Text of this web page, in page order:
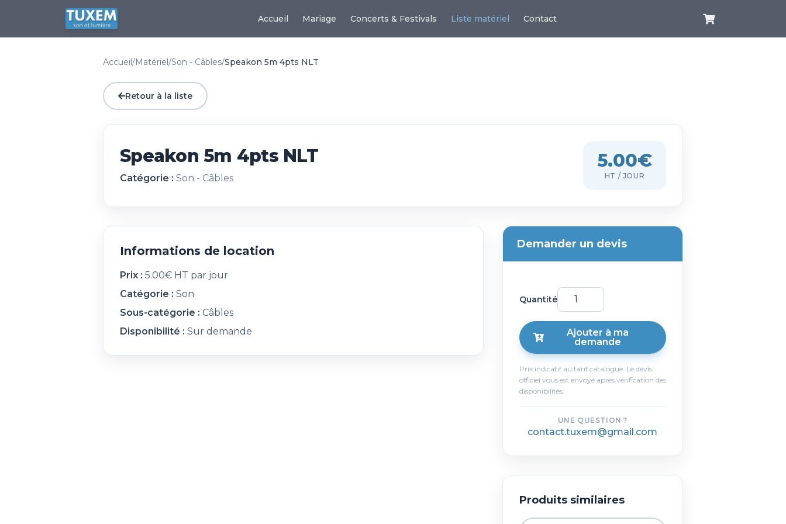
Accueil Mariage Concerts & Festivals Liste matériel Contact
Accueil/Matériel/Son - Câbles/Speakon 5m 4pts NLT
Retour à la liste
Speakon 5m 4pts NLT
Catégorie : Son - Câbles
5.00€
HT / JOUR
Informations de location
Prix : 5.00€ HT par jour
Catégorie : Son
Sous-catégorie : Câbles
Disponibilité : Sur demande
Demander un devis
Quantité
Ajouter à ma
demande
Prix indicatif au tarif catalogue. Le devis
officiel vous est envoyé après vérification des
disponibilités.
UNE QUESTION ?
contact.tuxem@gmail.com
Produits similaires